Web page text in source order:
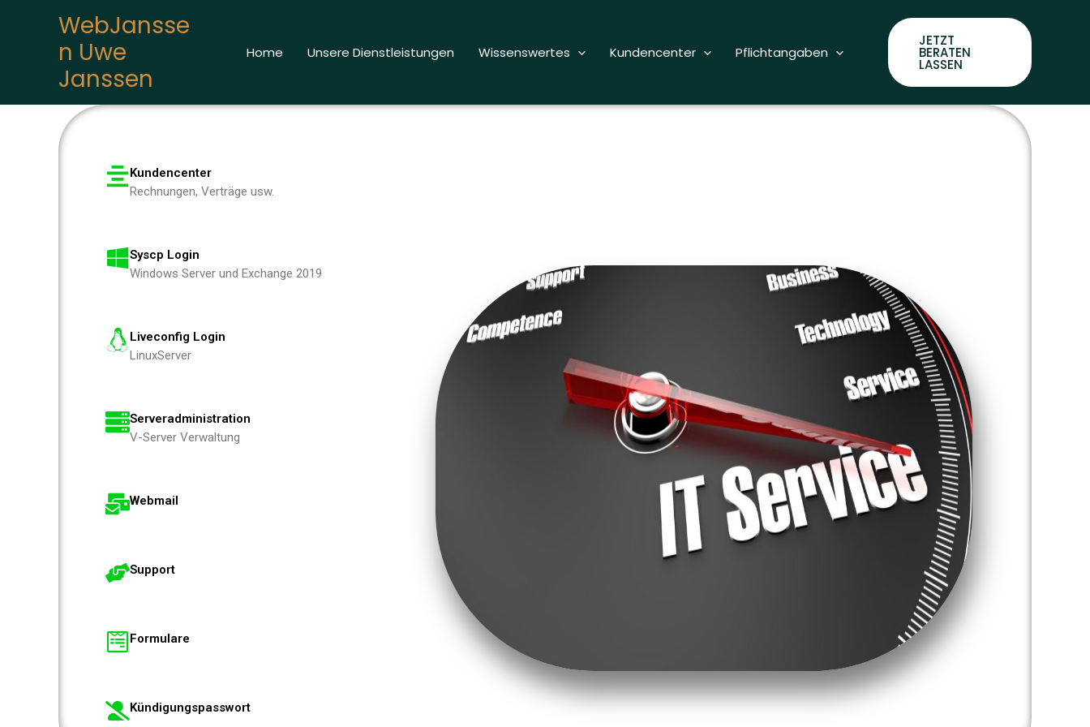
WebJansse
n Uwe
Janssen
Home Unsere Dienstleistungen Wissenswertes Kundencenter Pflichtangaben
JETZT
BERATEN
LASSEN
Kundencenter
Rechnungen, Verträge usw.
Syscp Login
Windows Server und Exchange 2019
Liveconfig Login
LinuxServer
Serveradministration
V-Server Verwaltung
Webmail
Support
Formulare
Kündigungspasswort